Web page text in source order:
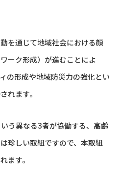
を通じて地域社会における顔
ーク形成）が進むことによ
の形成や地域防災力の強化とい
れます。
う異なる3者が協働する、高齢
珍しい取組ですので、本取組
ます。